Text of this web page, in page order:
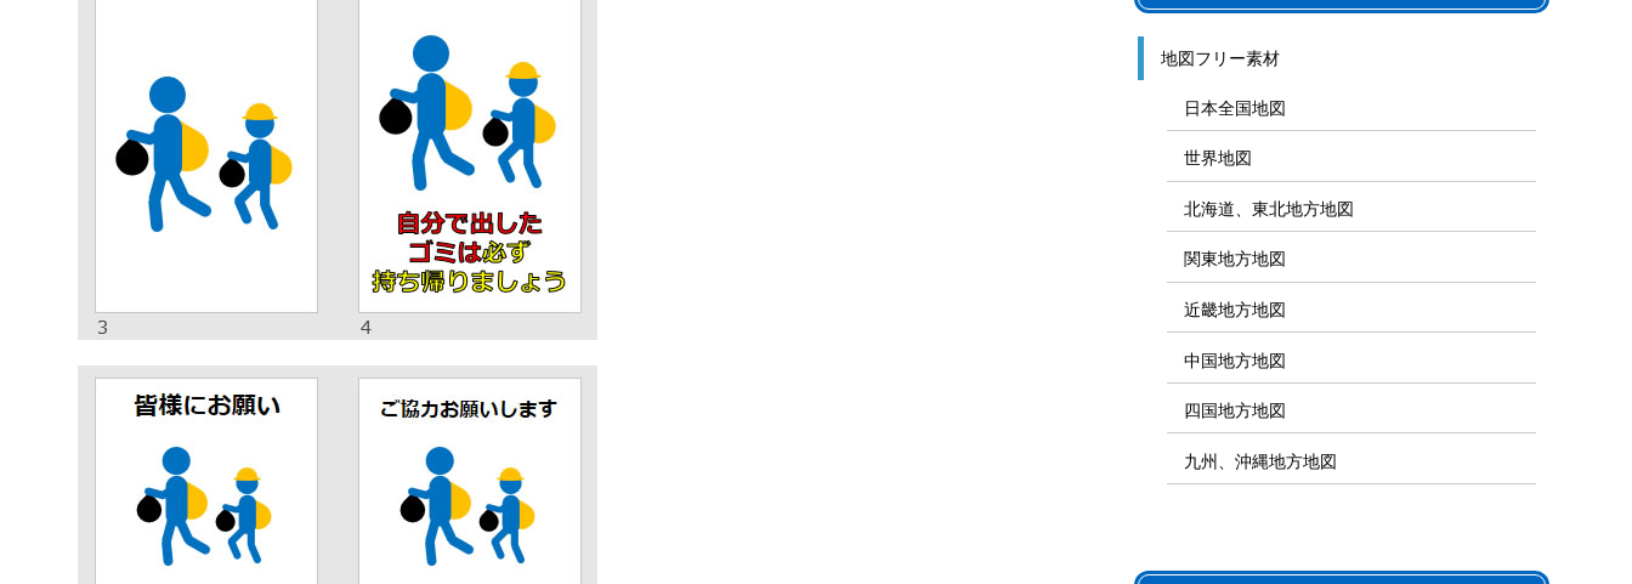
地図フリー素材
日本全国地図
世界地図
北海道、東北地方地図
関東地方地図
近畿地方地図
中国地方地図
四国地方地図
九州、沖縄地方地図